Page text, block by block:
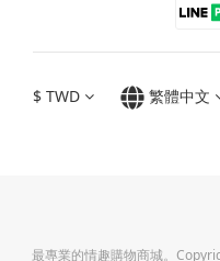
$ TWD 繁體中文
最專業的情趣購物商城。